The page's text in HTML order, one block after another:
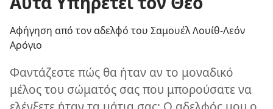
Αφήγηση από τον αδελφό του Σαμουέλ Λουίθ-Λεόν
Αρόγιο
Φαντάζεστε πώς θα ήταν αν το μοναδικό
μέλος του σώματός σας που μπορούσατε να